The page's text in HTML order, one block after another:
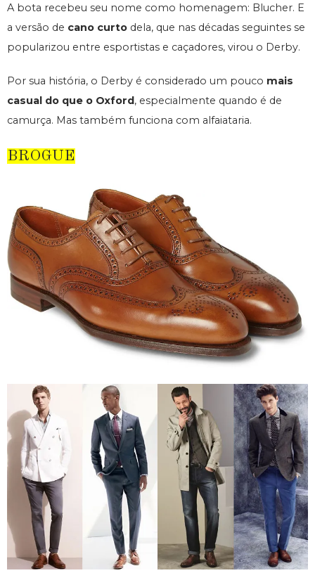
A bota recebeu seu nome como homenagem: Blucher. E
a versão de cano curto dela, que nas décadas seguintes se
popularizou entre esportistas e caçadores, virou o Derby.
Por sua história, o Derby é considerado um pouco mais
casual do que o Oxford, especialmente quando é de
camurça. Mas também funciona com alfaiataria.
BROGUE